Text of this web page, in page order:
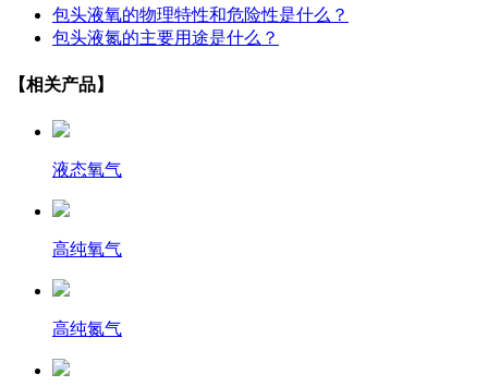
包头液氧的物理特性和危险性是什么？
包头液氮的主要用途是什么？
【相关产品】
液态氧气
高纯氧气
高纯氮气